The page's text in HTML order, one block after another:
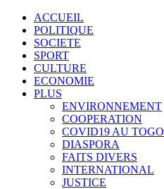
ACCUEIL
POLITIQUE
SOCIETE
SPORT
CULTURE
ECONOMIE
PLUS
ENVIRONNEMENT
COOPERATION
COVID19 AU TOGO
DIASPORA
FAITS DIVERS
INTERNATIONAL
JUSTICE